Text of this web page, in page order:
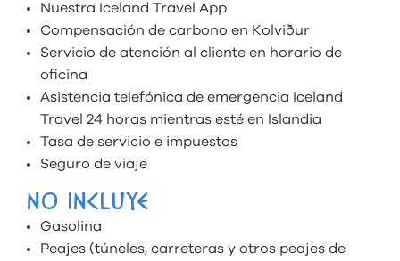
Nuestra Iceland Travel App
Compensación de carbono en Kolviður
Servicio de atención al cliente en horario de
oficina
Asistencia telefónica de emergencia Iceland
Travel 24 horas mientras esté en Islandia
Tasa de servicio e impuestos
Seguro de viaje
NO INCLUYE
Gasolina
Peajes (túneles, carreteras y otros peajes de